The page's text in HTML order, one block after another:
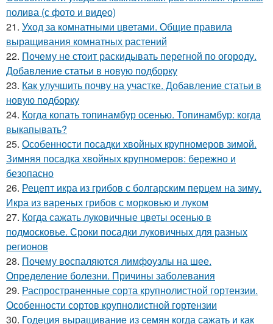
полива (с фото и видео)
21. Уход за комнатными цветами. Общие правила
выращивания комнатных растений
22. Почему не стоит раскидывать перегной по огороду.
Добавление статьи в новую подборку
23. Как улучшить почву на участке. Добавление статьи в
новую подборку
24. Когда копать топинамбур осенью. Топинамбур: когда
выкапывать?
25. Особенности посадки хвойных крупномеров зимой.
Зимняя посадка хвойных крупномеров: бережно и
безопасно
26. Рецепт икра из грибов с болгарским перцем на зиму.
Икра из вареных грибов с морковью и луком
27. Когда сажать луковичные цветы осенью в
подмосковье. Сроки посадки луковичных для разных
регионов
28. Почему воспаляются лимфоузлы на шее.
Определение болезни. Причины заболевания
29. Распространенные сорта крупнолистной гортензии.
Особенности сортов крупнолистной гортензии
30. Годеция выращивание из семян когда сажать и как